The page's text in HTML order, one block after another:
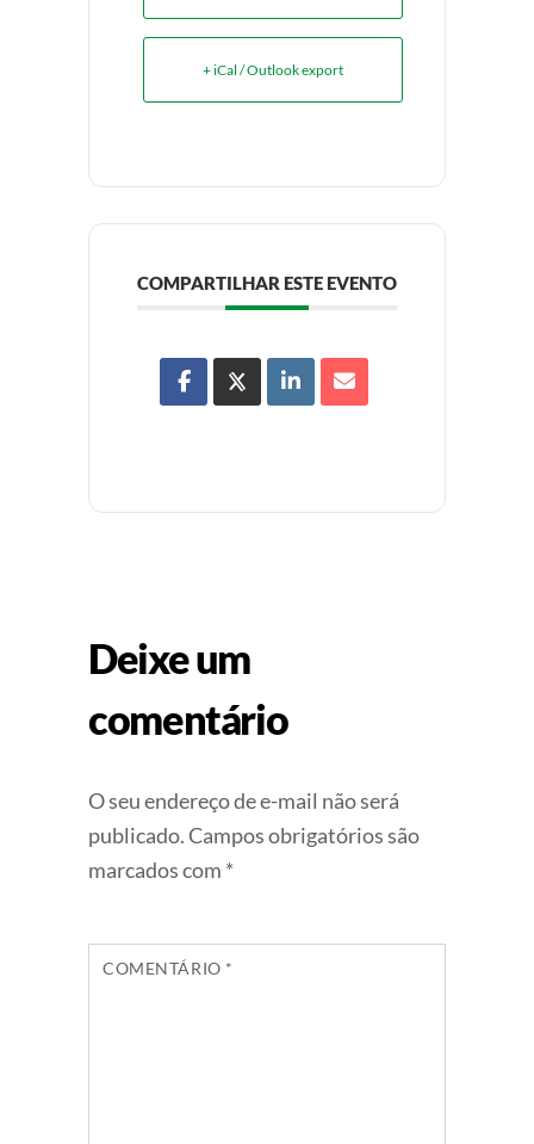
+ iCal / Outlook export
COMPARTILHAR ESTE EVENTO
Deixe um
comentário
O seu endereço de e-mail não será
publicado.Campos obrigatórios são
marcados com *
COMENTÁRIO *